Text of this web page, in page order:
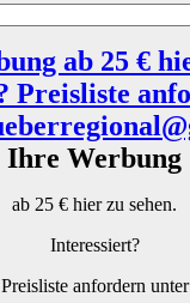
Ihre Werbung
ab 25 € hier zu sehen.
Interessiert?
Preisliste anfordern unter